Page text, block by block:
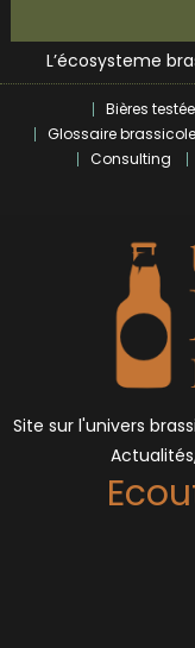
to
content
L’écosysteme
Zoumaï : pionnier
L’intelligence
BrewDog
Bières et
Bières
Glossaire brassicole
Consulting
Site sur l'univers